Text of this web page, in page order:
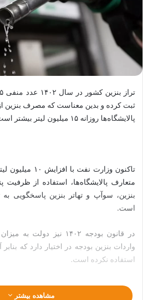
ثبت کرده و بدین معناست که مصرف بنزین از
پالایشگاه‌ها روزانه ۱۵ میلیون لیتر بیشتر است.
تاکنون وزارت نفت
متعارف پالایشگاه‌ها، استفاده از ظرفیت
بنزین، سوآپ و تهاتر بنزین پاسخگویی
است.
واردات بنزین بودجه در اختیار دارد که
استفاده نکرده است.
واردات بنزین
مشاهده بیشتر